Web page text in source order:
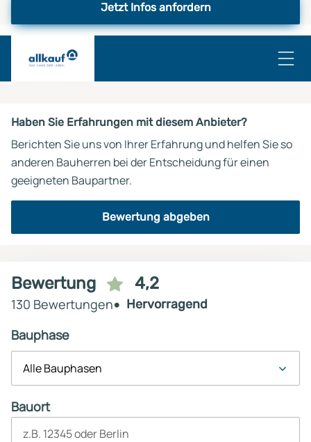
Jetzt Infos anfordern
Haben Sie Erfahrungen mit diesem Anbieter?
Berichten Sie uns von Ihrer Erfahrung und helfen Sie so
anderen Bauherren bei der Entscheidung für einen
geeigneten Baupartner.
Bewertung abgeben
Bewertung 4,2
130 Bewertungen Hervorragend
Bauphase
Alle Bauphasen
Bauort
z.B. 12345 oder Berlin